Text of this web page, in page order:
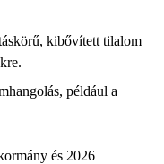
kibővített tilalom
például a
és 2026